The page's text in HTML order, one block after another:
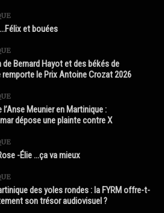
et bouées
de Bernard Hayot et des békés de
remporte le Prix Antoine Crozat 2026
l’Anse Meunier en Martinique :
dépose une plainte contre X
-Élie …ça va mieux
des yoles rondes : la FYRM offre-t-
son trésor audiovisuel ?